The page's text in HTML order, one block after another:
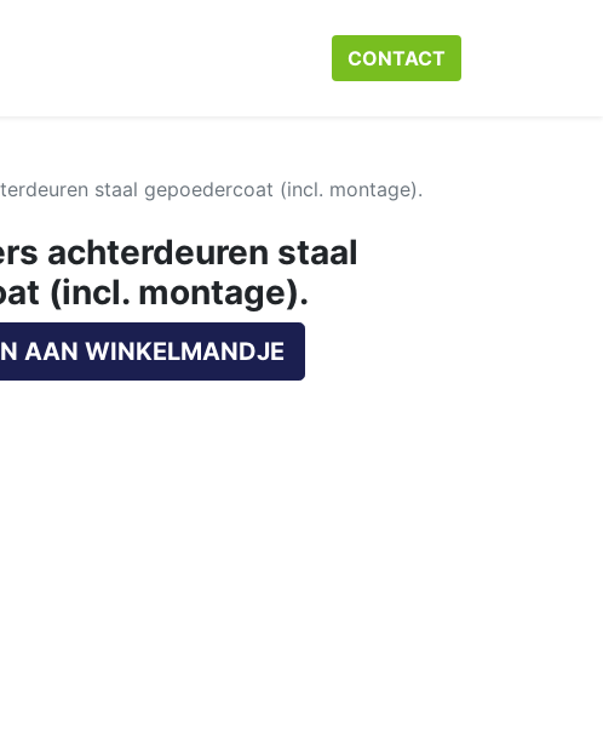
Neem contact op met ons Webshop
CONTACT​​​​
staal gepoedercoat (incl. montage).
achterdeuren staal
(incl. montage).
AAN WINKELMANDJE